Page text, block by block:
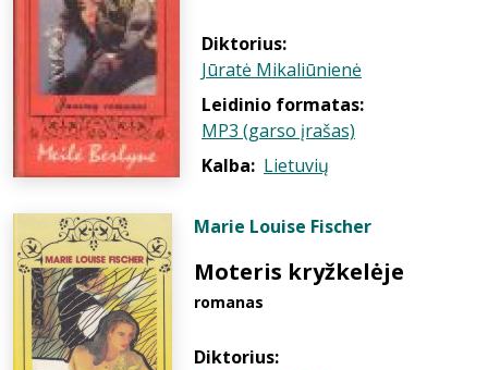
Diktorius:
Jūratė Mikaliūnienė
Leidinio formatas:
MP3 (garso įrašas)
Kalba: Lietuvių
Marie Louise Fischer
Moteris kryžkelėje
romanas
Diktorius: